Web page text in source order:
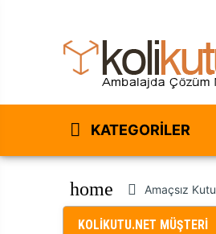
KATEGORILER
home Amaçsız Kutu
KOLİKUTU.NET MÜŞTERİ